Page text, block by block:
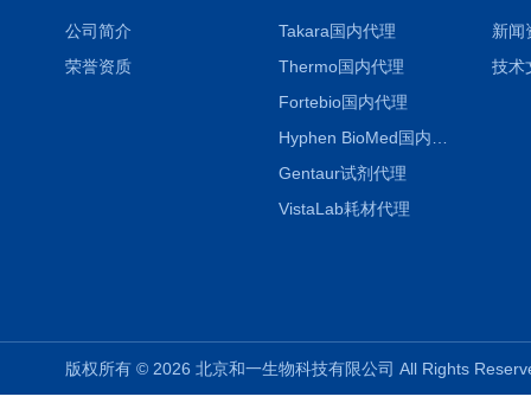
公司简介
荣誉资质
Takara国内代理
Thermo国内代理
Fortebio国内代理
Gentaur试剂代理
VistaLab耗材代理
新闻
技术
版权所有 © 2026 北京和一生物科技有限公司 All Rights